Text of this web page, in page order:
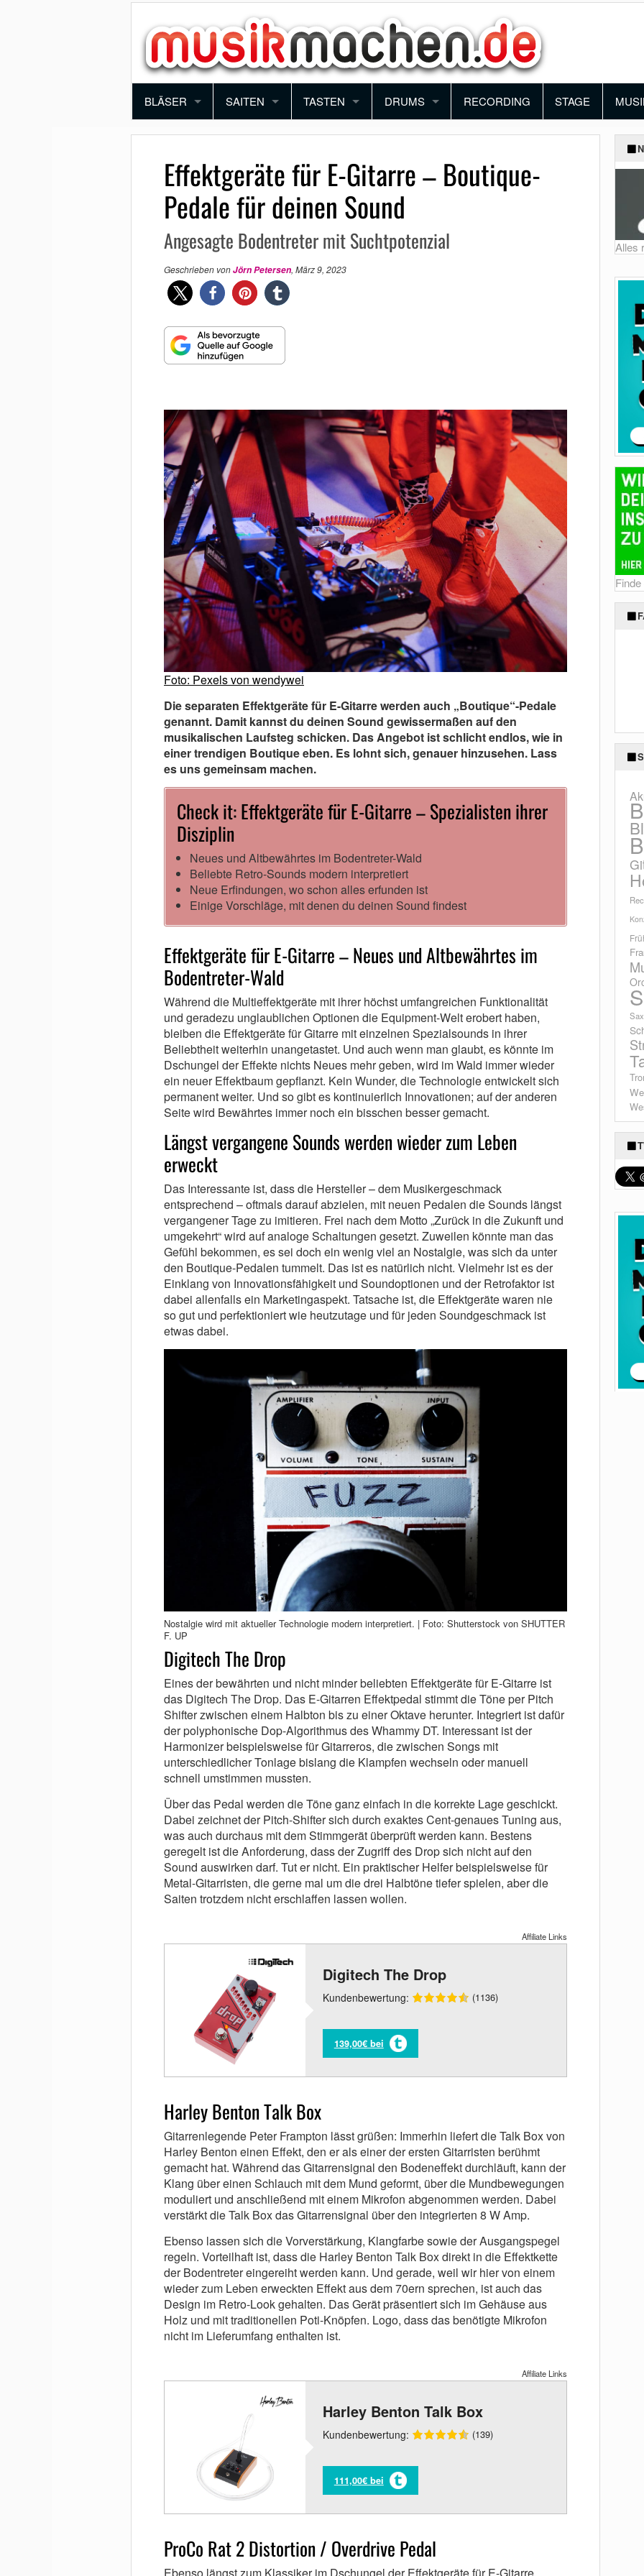
BLÄSER
TROMPETE
POSAUNE
SAXOPHON
KLARINETTE
QUERFLÖTE
MUNDHARMONIKA
SAITEN
VIOLINE
BRATSCHE
E-GITARRE
AKUSTIK GITARRE
E-BASS
TASTEN
PIANO
KEYBOARD
SYNTHESIZER
AKKORDEON
DRUMS
SCHLAGZEUG
PERCUSSION
RECORDING STAGE
FUN
Effektgeräte für E-Gitarre – Boutique-
Pedale für deinen Sound
Angesagte Bodentreter mit Suchtpotenzial
Geschrieben vonJörn Petersen, März 9, 2023
Foto: Pexels von wendywei
Die separaten Effektgeräte für E-Gitarre werden auch „Boutique“-Pedale
genannt. Damit kannst du deinen Sound gewissermaßen auf den
musikalischen Laufsteg schicken. Das Angebot ist schlicht endlos, wie in
einer trendigen Boutique eben. Es lohnt sich, genauer hinzusehen. Lass
es uns gemeinsam machen.
Check it: Effektgeräte für E-Gitarre – Spezialisten ihrer
Disziplin
Neues und Altbewährtes im Bodentreter-Wald
Beliebte Retro-Sounds modern interpretiert
Neue Erfindungen, wo schon alles erfunden ist
Einige Vorschläge, mit denen du deinen Sound findest
Effektgeräte für E-Gitarre – Neues und Altbewährtes im
Bodentreter-Wald
Während die Multieffektgeräte mit ihrer höchst umfangreichen Funktionalität
und geradezu unglaublichen Optionen die Equipment-Welt erobert haben,
bleiben die Effektgeräte für Gitarre mit einzelnen Spezialsounds in ihrer
Beliebtheit weiterhin unangetastet. Und auch wenn man glaubt, es könnte im
Dschungel der Effekte nichts Neues mehr geben, wird im Wald immer wieder
ein neuer Effektbaum gepflanzt. Kein Wunder, die Technologie entwickelt sich
permanent weiter. Und so gibt es kontinuierlich Innovationen; auf der anderen
Seite wird Bewährtes immer noch ein bisschen besser gemacht.
Längst vergangene Sounds werden wieder zum Leben
erweckt
Das Interessante ist, dass die Hersteller – dem Musikergeschmack
entsprechend – oftmals darauf abzielen, mit neuen Pedalen die Sounds längst
vergangener Tage zu imitieren. Frei nach dem Motto „Zurück in die Zukunft und
umgekehrt“ wird auf analoge Schaltungen gesetzt. Zuweilen könnte man das
Gefühl bekommen, es sei doch ein wenig viel an Nostalgie, was sich da unter
den Boutique-Pedalen tummelt. Das ist es natürlich nicht. Vielmehr ist es der
Einklang von Innovationsfähigkeit und Soundoptionen und der Retrofaktor ist
dabei allenfalls ein Marketingaspekt. Tatsache ist, die Effektgeräte waren nie
so gut und perfektioniert wie heutzutage und für jeden Soundgeschmack ist
etwas dabei.
Nostalgie wird mit aktueller Technologie modern interpretiert. | Foto: Shutterstock von SHUTTER
F. UP
Digitech The Drop
Eines der bewährten und nicht minder beliebten Effektgeräte für E-Gitarre ist
das Digitech The Drop. Das E-Gitarren Effektpedal stimmt die Töne per Pitch
Shifter zwischen einem Halbton bis zu einer Oktave herunter. Integriert ist dafür
der polyphonische Dop-Algorithmus des Whammy DT. Interessant ist der
Harmonizer beispielsweise für Gitarreros, die zwischen Songs mit
unterschiedlicher Tonlage bislang die Klampfen wechseln oder manuell
schnell umstimmen mussten.
Über das Pedal werden die Töne ganz einfach in die korrekte Lage geschickt.
Dabei zeichnet der Pitch-Shifter sich durch exaktes Cent-genaues Tuning aus,
was auch durchaus mit dem Stimmgerät überprüft werden kann. Bestens
geregelt ist die Anforderung, dass der Zugriff des Drop sich nicht auf den
Sound auswirken darf. Tut er nicht. Ein praktischer Helfer beispielsweise für
Metal-Gitarristen, die gerne mal um die drei Halbtöne tiefer spielen, aber die
Saiten trotzdem nicht erschlaffen lassen wollen.
Affiliate Links
Digitech The Drop
Kundenbewertung: (1136)
139,00€ bei
Harley Benton Talk Box
Gitarrenlegende Peter Frampton lässt grüßen: Immerhin liefert die Talk Box von
Harley Benton einen Effekt, den er als einer der ersten Gitarristen berühmt
gemacht hat. Während das Gitarrensignal den Bodeneffekt durchläuft, kann der
Klang über einen Schlauch mit dem Mund geformt, über die Mundbewegungen
moduliert und anschließend mit einem Mikrofon abgenommen werden. Dabei
verstärkt die Talk Box das Gitarrensignal über den integrierten 8 W Amp.
Ebenso lassen sich die Vorverstärkung, Klangfarbe sowie der Ausgangspegel
regeln. Vorteilhaft ist, dass die Harley Benton Talk Box direkt in die Effektkette
der Bodentreter eingereiht werden kann. Und gerade, weil wir hier von einem
wieder zum Leben erweckten Effekt aus dem 70ern sprechen, ist auch das
Design im Retro-Look gehalten. Das Gerät präsentiert sich im Gehäuse aus
Holz und mit traditionellen Poti-Knöpfen. Logo, dass das benötigte Mikrofon
nicht im Lieferumfang enthalten ist.
Affiliate Links
Harley Benton Talk Box
Kundenbewertung: (139)
111,00€ bei
ProCo Rat 2 Distortion / Overdrive Pedal
Alles